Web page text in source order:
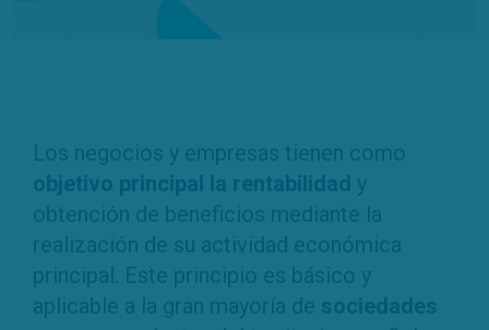
Los negocios y empresas tienen como
objetivo principal la rentabilidad y
obtención de beneficios mediante la
realización de su actividad económica
principal. Este principio es básico y
aplicable a la gran mayoría de sociedades